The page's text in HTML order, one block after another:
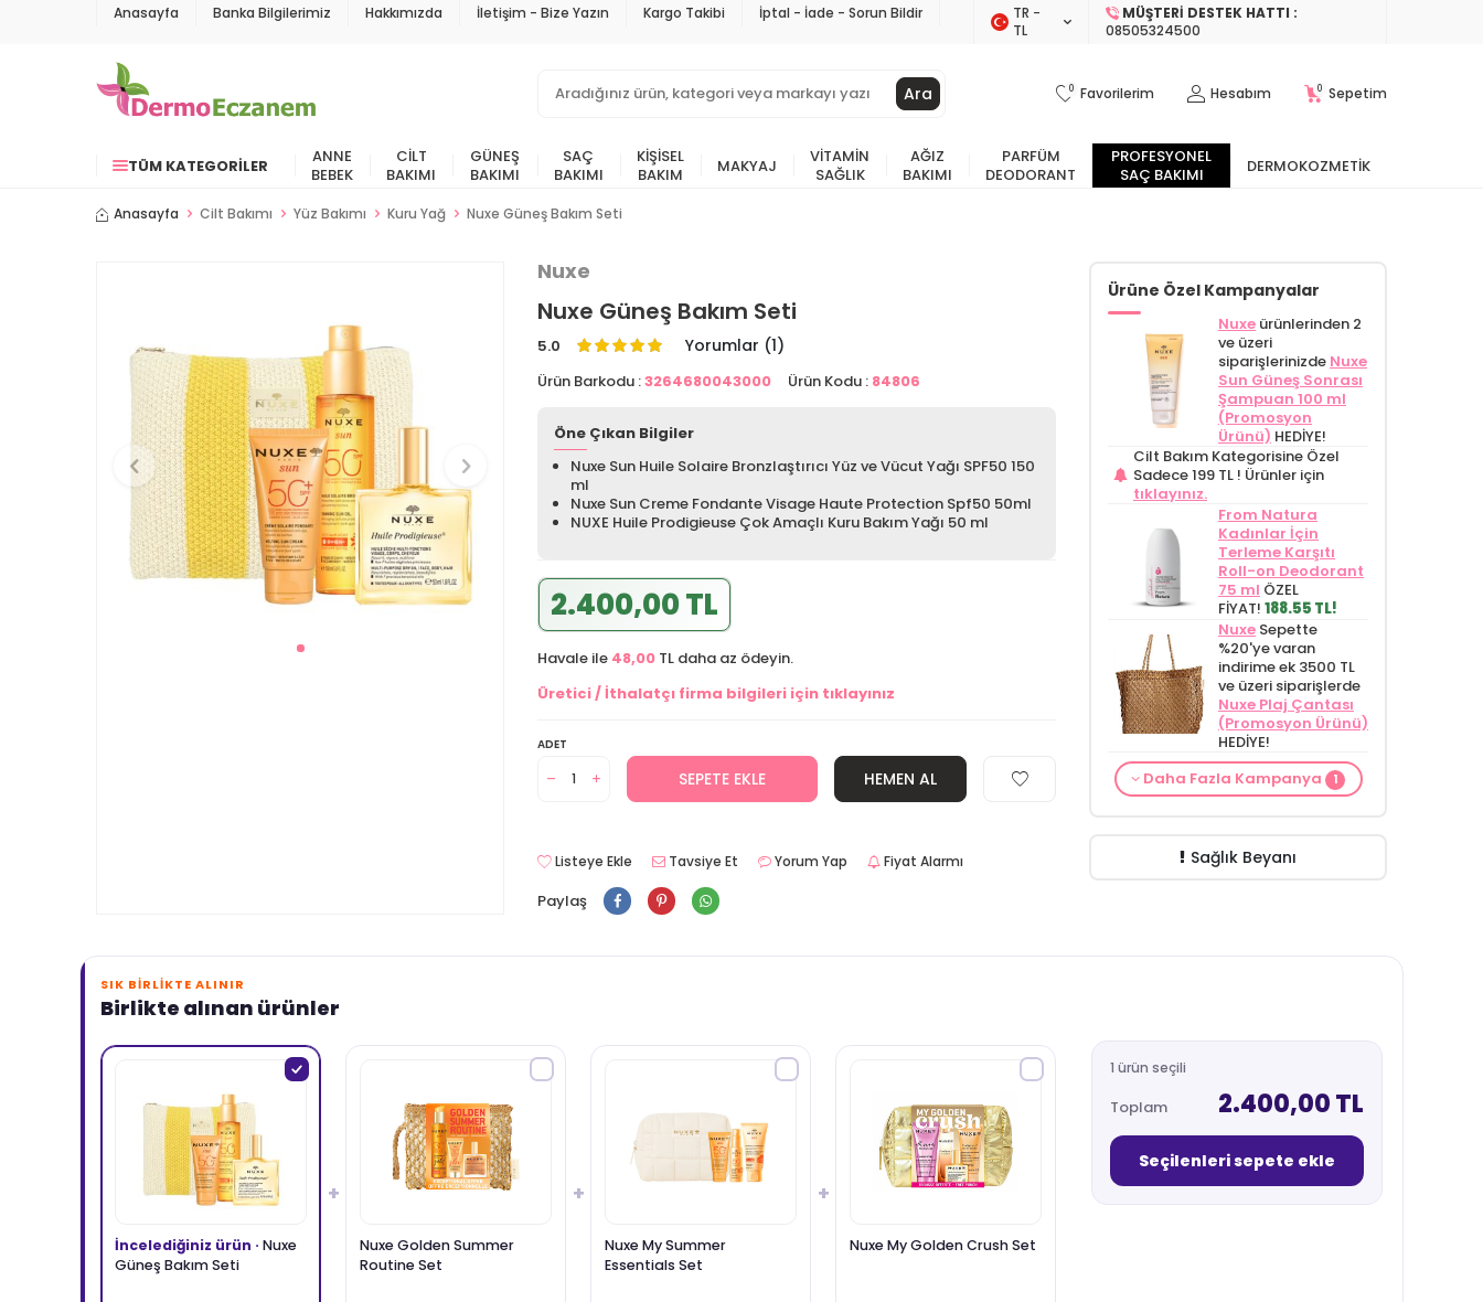
Anasayfa Banka Bilgilerimiz Hakkımızda İletişim - Bize Yazın Kargo Takibi İptal - İade - Sorun Bildir
TR −
TL
MÜŞTERI DESTEK HATTI :
08505324500
Ara 0 Favorilerim Hesabım 0 Sepetim
TÜM KATEGORILER
ANNE
BEBEK
CILT
BAKIMI
GÜNEŞ
BAKIMI
SAÇ
BAKIMI
KIŞISEL
BAKIM
MAKYAJ
VITAMIN
SAĞLIK
AĞIZ
BAKIMI
PARFÜM
DEODORANT
PROFESYONEL
SAÇ BAKIMI
DERMOKOZMETIK
Anasayfa Cilt Bakımı Yüz Bakımı Kuru Yağ Nuxe Güneş Bakım Seti
Nuxe
Nuxe Güneş Bakım Seti
5.0 Yorumlar (1)
Ürün Barkodu :3264680043000 Ürün Kodu : 84806
Öne Çıkan Bilgiler
Nuxe Sun Huile Solaire Bronzlaştırıcı Yüz ve Vücut Yağı SPF50 150
ml
Nuxe Sun Creme Fondante Visage Haute Protection Spf50 50ml
NUXE Huile Prodigieuse Çok Amaçlı Kuru Bakım Yağı 50 ml
2.400,00 TL
Havale ile 48,00 TL daha az ödeyin.
Üretici / İthalatçı firma bilgileri için tıklayınız
ADET
SEPETE EKLE HEMEN AL
Listeye Ekle Tavsiye Et Yorum Yap Fiyat Alarmı
Paylaş
Ürüne Özel Kampanyalar
Nuxe ürünlerinden 2
ve üzeri
siparişlerinizde Nuxe
Sun Güneş Sonrası
Şampuan 100 ml
(Promosyon
Ürünü) HEDİYE!
Cilt Bakım Kategorisine Özel
Sadece 199 TL ! Ürünler için
tıklayınız.
From Natura
Kadınlar İçin
Terleme Karşıtı
Roll-on Deodorant
75 ml ÖZEL
FİYAT! 188.55 TL!
Nuxe Sepette
%20'ye varan
indirime ek 3500 TL
ve üzeri siparişlerde
Nuxe Plaj Çantası
(Promosyon Ürünü)
HEDİYE!
Cilt Bakım ürünü
siparişinizde
ml 149.90 TL!
Daha Fazla Kampanya 1
Sağlık Beyanı
SIK BIRLIKTE ALINIR
Birlikte alınan ürünler
İncelediğiniz ürün · Nuxe
Güneş Bakım Seti
+
Nuxe Golden Summer
Routine Set
+
Nuxe My Summer
Essentials Set
+
Nuxe My Golden Crush Set
1 ürün seçili
Toplam 2.400,00 TL
Seçilenleri sepete ekle